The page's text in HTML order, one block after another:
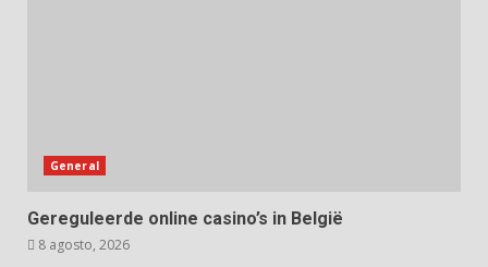
General
Gereguleerde online casino’s in België
8 agosto, 2026